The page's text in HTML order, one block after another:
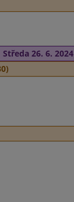
Středa 26. 6. 2024